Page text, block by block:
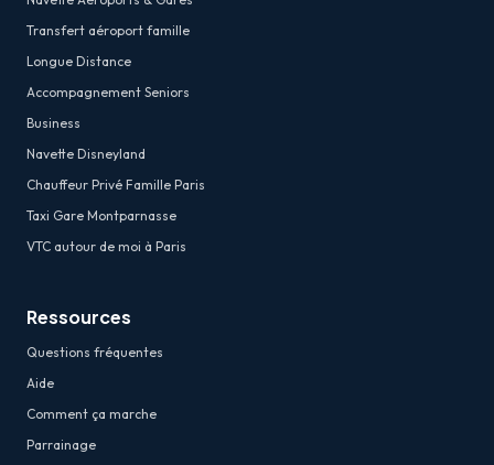
Transfert aéroport famille
Longue Distance
Accompagnement Seniors
Business
Navette Disneyland
Chauffeur Privé Famille Paris
Taxi Gare Montparnasse
VTC autour de moi à Paris
Ressources
Questions fréquentes
Aide
Comment ça marche
Parrainage